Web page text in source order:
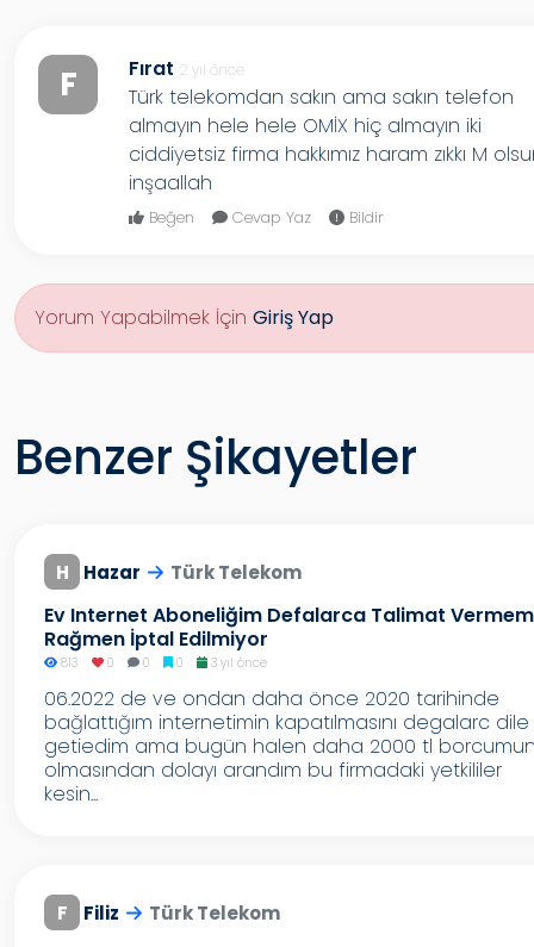
F Fırat 2 yıl önce
Türk telekomdan sakın ama sakın telefon
almayın hele hele OMİX hiç almayın iki
ciddiyetsiz firma hakkımız haram zıkkı M
inşaallah
Beğen Cevap Yaz Bildir
Yorum Yapabilmek İçin Giriş Yap
Benzer Şikayetler
H Hazar Türk Telekom
Ev Internet Aboneliğim Defalarca Talimat
Rağmen İptal Edilmiyor
813 0 0 0 3 yıl önce
06.2022 de ve ondan daha önce 2020 tarihinde
bağlattığım internetimin kapatılmasını degalarc dile
getiedim ama bugün halen daha 2000 tl
olmasından dolayı arandım bu firmadaki yetkililer
kesin...
F Filiz Türk Telekom